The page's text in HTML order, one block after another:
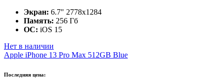
Экран: 6.7" 2778x1284
Память: 256 Гб
ОС: iOS 15
Нет в наличии
Apple iPhone 13 Pro Max 512GB Blue
Последняя цена: